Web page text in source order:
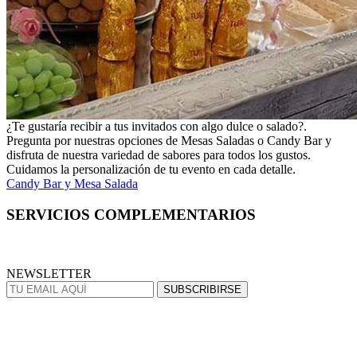
¿Te gustaría recibir a tus invitados con algo dulce o salado?.
Pregunta por nuestras opciones de Mesas Saladas o Candy Bar y
disfruta de nuestra variedad de sabores para todos los gustos.
Cuidamos la personalización de tu evento en cada detalle.
Candy Bar y Mesa Salada
SERVICIOS COMPLEMENTARIOS
NEWSLETTER